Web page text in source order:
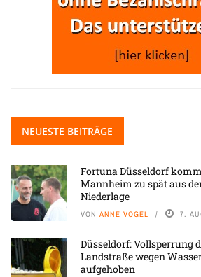
NEUESTE BEITRÄGE
Fortuna Düsseldorf
Mannheim zu spät aus
Niederlage
VON ANNE VOGEL 7.
Düsseldorf: Vollsperrung
Landstraße wegen
aufgehoben